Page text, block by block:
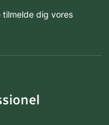
tilmelde dig vores